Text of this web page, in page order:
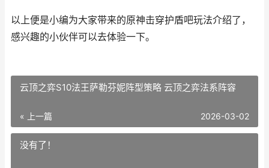
以上便是小编为大家带来的原神击穿护盾吧玩法介绍了，
感兴趣的小伙伴可以去体验一下。
云顶之弈S10法王萨勒芬妮阵型策略 云顶之弈法系阵容
« 上一篇 2026-03-02
没有了！